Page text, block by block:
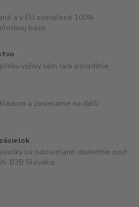
a v EU schválené 100%
báze
výživy vám radi poradíme
a zasielame na ďalší
sú odosielané diskrétne pod
B2B Slovakia